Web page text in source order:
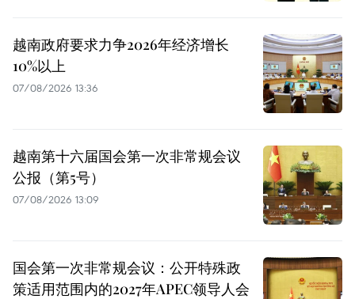
越南政府要求力争2026年经济增长
10%以上
07/08/2026 13:36
越南第十六届国会第一次非常规会议
公报（第5号）
07/08/2026 13:09
国会第一次非常规会议：公开特殊政
策适用范围内的2027年APEC领导人会